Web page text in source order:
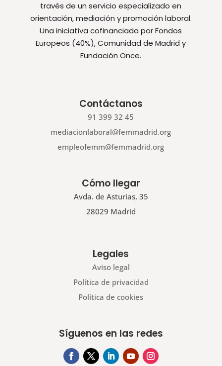
través de un servicio especializado en
orientación, mediación y promoción laboral.
Una iniciativa cofinanciada por Fondos
Europeos (40%), Comunidad de Madrid y
Fundación Once.
Contáctanos
91 399 32 45
mediacionlaboral@femmadrid.org
empleofemm@femmadrid.org
Cómo llegar
Avda. de Asturias, 35
28029 Madrid
Legales
Aviso legal
Política de privacidad
Política de cookies
Síguenos en las redes